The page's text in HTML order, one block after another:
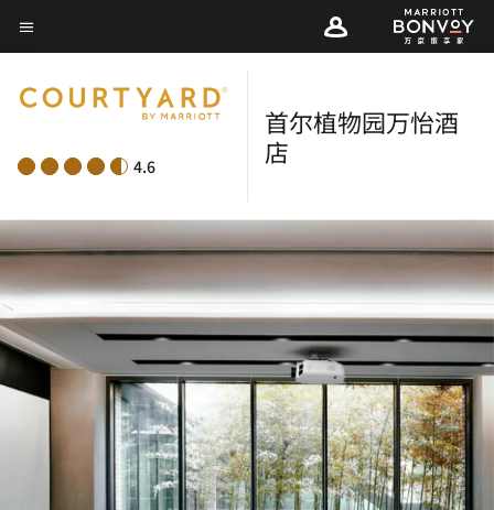
Skip
to
content
菜单文本
4.6
首尔植物园万怡酒
店